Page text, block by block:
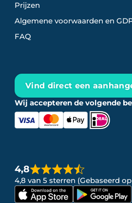
Prijzen
Algemene voorwaarden en
FAQ
Vind direct een
Wij accepteren de volgende
4,8
4,8 van 5 sterren (Gebaseerd